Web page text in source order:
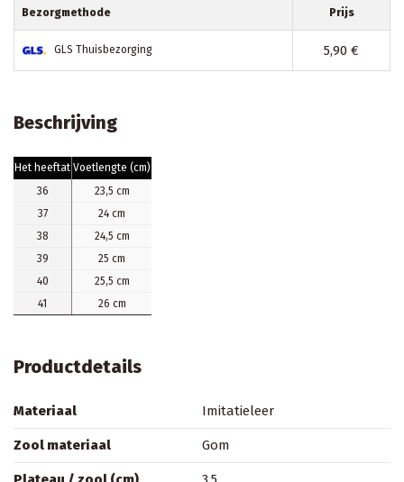
Bezorgmethode Prijs
GLS Thuisbezorging 5,90 €
Beschrijving
Het heeftat Voetlengte (cm)
36
23,5 cm
37
24 cm
38
24,5 cm
39
25 cm
40
25,5 cm
41
26 cm
Productdetails
Materiaal Imitatieleer
Zool materiaal Gom